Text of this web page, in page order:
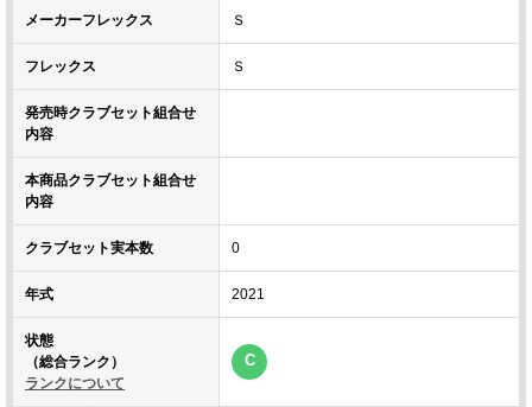
メーカーフレックス Ｓ
フレックス Ｓ
発売時クラブセット組合せ
内容
本商品クラブセット組合せ
内容
クラブセット実本数 0
年式 2021
状態
（総合ランク）
ランクについて
C